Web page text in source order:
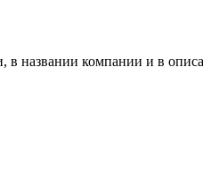
в названии компании и в